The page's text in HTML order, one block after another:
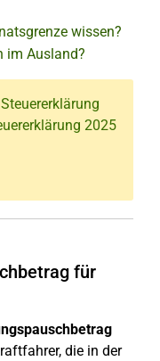
wissen?
im Ausland?
Steuererklärung
2025
für
die in der